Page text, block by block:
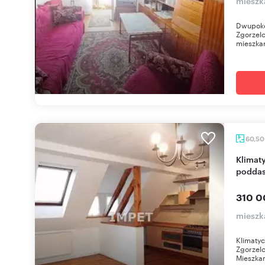
60,50
Klimatyczne 3-pokojowe mieszkanie na
310